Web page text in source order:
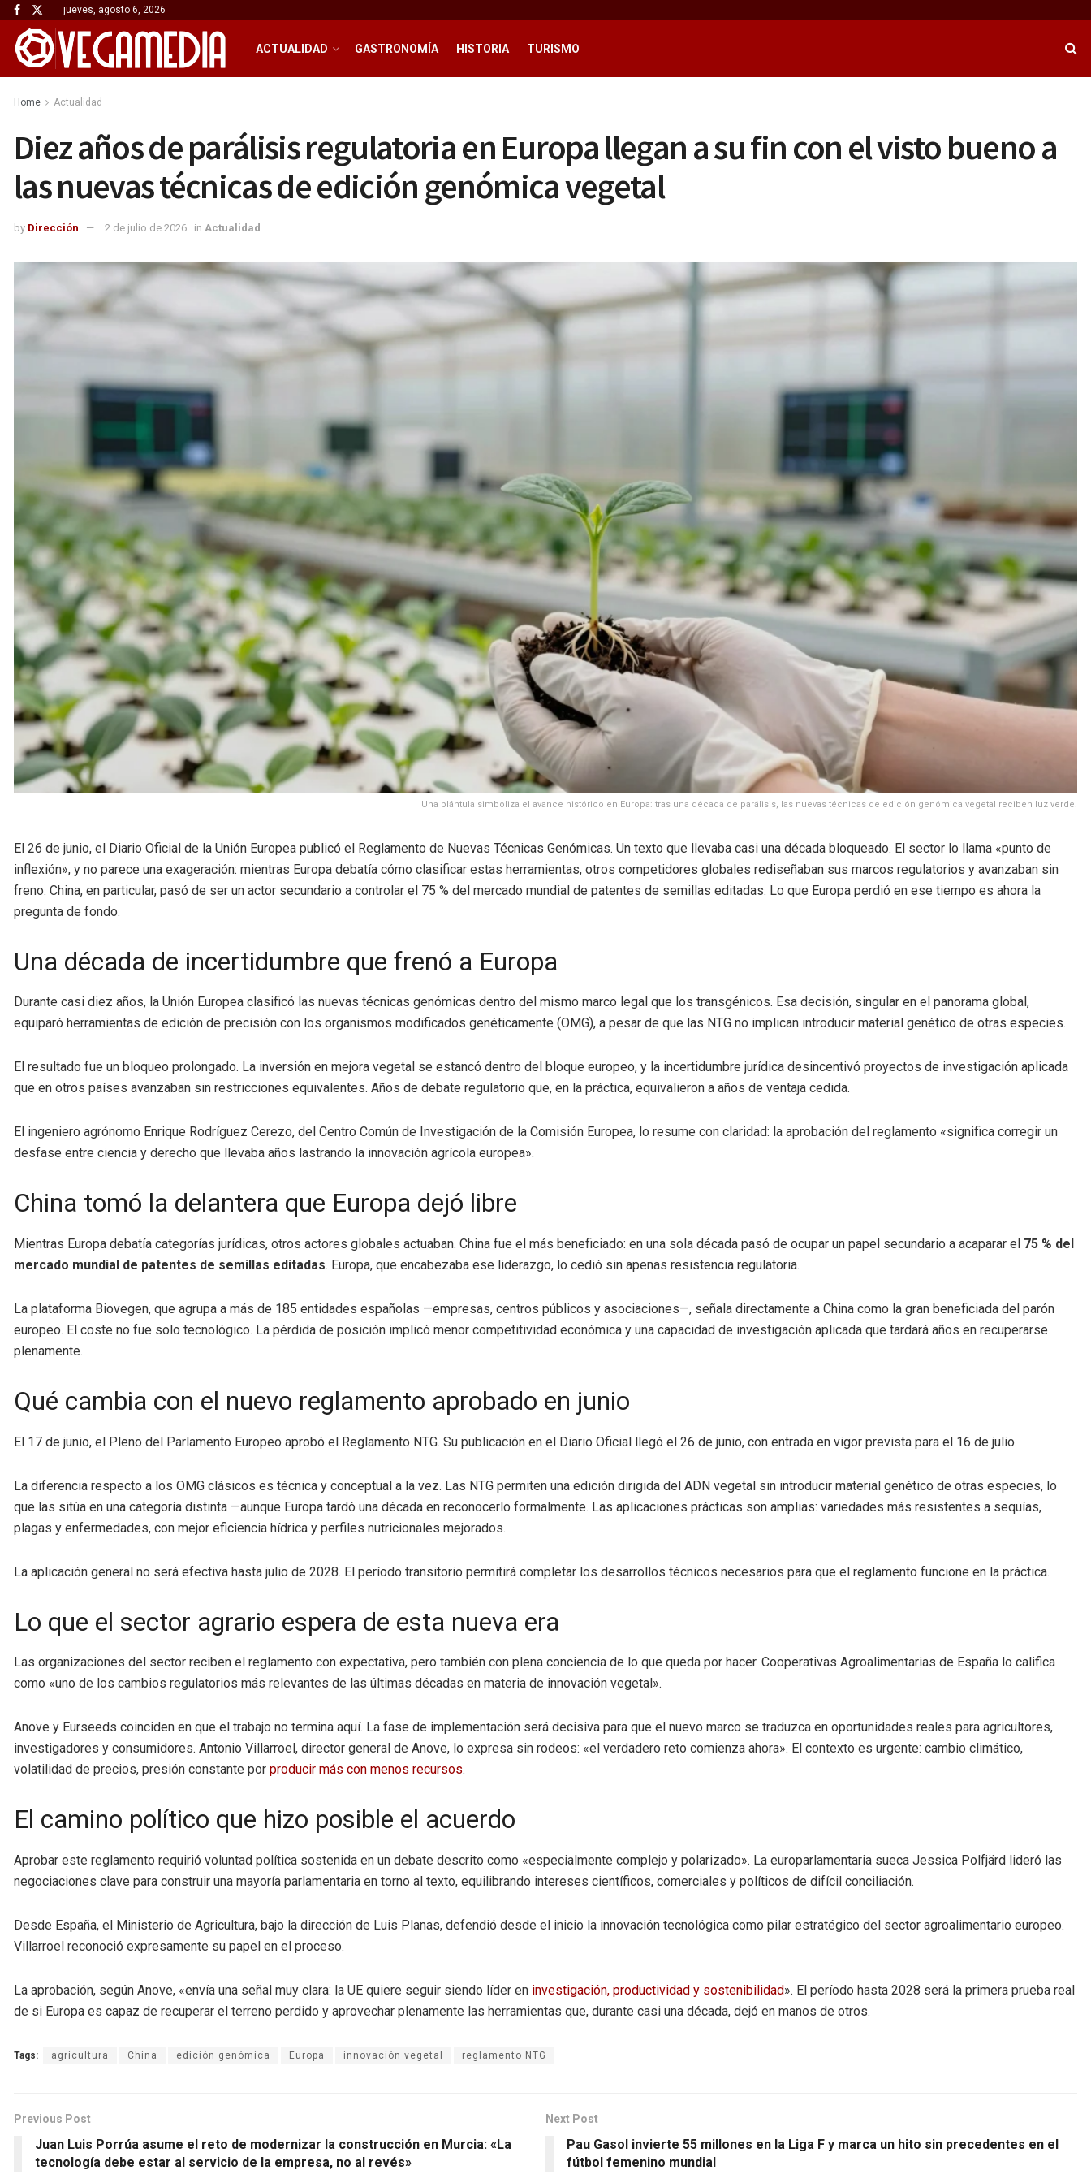
jueves, agosto 6, 2026
ACTUALIDAD GASTRONOMÍA HISTORIA TURISMO
Home Actualidad
Diez años de parálisis regulatoria en Europa llegan a su fin con el visto bueno a
las nuevas técnicas de edición genómica vegetal
by Dirección 2 de julio de 2026 in Actualidad
Una plántula simboliza el avance histórico en Europa: tras una década de parálisis, las nuevas técnicas de edición genómica vegetal reciben luz verde.
El 26 de junio, el Diario Oficial de la Unión Europea publicó el Reglamento de Nuevas Técnicas Genómicas. Un texto que llevaba casi una década bloqueado. El sector lo llama «punto de
inflexión», y no parece una exageración: mientras Europa debatía cómo clasificar estas herramientas, otros competidores globales rediseñaban sus marcos regulatorios y avanzaban sin
freno. China, en particular, pasó de ser un actor secundario a controlar el 75 % del mercado mundial de patentes de semillas editadas. Lo que Europa perdió en ese tiempo es ahora la
pregunta de fondo.
Una década de incertidumbre que frenó a Europa
Durante casi diez años, la Unión Europea clasificó las nuevas técnicas genómicas dentro del mismo marco legal que los transgénicos. Esa decisión, singular en el panorama global,
equiparó herramientas de edición de precisión con los organismos modificados genéticamente (OMG), a pesar de que las NTG no implican introducir material genético de otras especies.
El resultado fue un bloqueo prolongado. La inversión en mejora vegetal se estancó dentro del bloque europeo, y la incertidumbre jurídica desincentivó proyectos de investigación aplicada
que en otros países avanzaban sin restricciones equivalentes. Años de debate regulatorio que, en la práctica, equivalieron a años de ventaja cedida.
El ingeniero agrónomo Enrique Rodríguez Cerezo, del Centro Común de Investigación de la Comisión Europea, lo resume con claridad: la aprobación del reglamento «significa corregir un
desfase entre ciencia y derecho que llevaba años lastrando la innovación agrícola europea».
China tomó la delantera que Europa dejó libre
Mientras Europa debatía categorías jurídicas, otros actores globales actuaban. China fue el más beneficiado: en una sola década pasó de ocupar un papel secundario a acaparar el 75 % del
mercado mundial de patentes de semillas editadas. Europa, que encabezaba ese liderazgo, lo cedió sin apenas resistencia regulatoria.
La plataforma Biovegen, que agrupa a más de 185 entidades españolas —empresas, centros públicos y asociaciones—, señala directamente a China como la gran beneficiada del parón
europeo. El coste no fue solo tecnológico. La pérdida de posición implicó menor competitividad económica y una capacidad de investigación aplicada que tardará años en recuperarse
plenamente.
Qué cambia con el nuevo reglamento aprobado en junio
El 17 de junio, el Pleno del Parlamento Europeo aprobó el Reglamento NTG. Su publicación en el Diario Oficial llegó el 26 de junio, con entrada en vigor prevista para el 16 de julio.
La diferencia respecto a los OMG clásicos es técnica y conceptual a la vez. Las NTG permiten una edición dirigida del ADN vegetal sin introducir material genético de otras especies, lo
que las sitúa en una categoría distinta —aunque Europa tardó una década en reconocerlo formalmente. Las aplicaciones prácticas son amplias: variedades más resistentes a sequías,
plagas y enfermedades, con mejor eficiencia hídrica y perfiles nutricionales mejorados.
La aplicación general no será efectiva hasta julio de 2028. El período transitorio permitirá completar los desarrollos técnicos necesarios para que el reglamento funcione en la práctica.
Lo que el sector agrario espera de esta nueva era
Las organizaciones del sector reciben el reglamento con expectativa, pero también con plena conciencia de lo que queda por hacer. Cooperativas Agroalimentarias de España lo califica
como «uno de los cambios regulatorios más relevantes de las últimas décadas en materia de innovación vegetal».
Anove y Eurseeds coinciden en que el trabajo no termina aquí. La fase de implementación será decisiva para que el nuevo marco se traduzca en oportunidades reales para agricultores,
investigadores y consumidores. Antonio Villarroel, director general de Anove, lo expresa sin rodeos: «el verdadero reto comienza ahora». El contexto es urgente: cambio climático,
volatilidad de precios, presión constante por producir más con menos recursos.
El camino político que hizo posible el acuerdo
Aprobar este reglamento requirió voluntad política sostenida en un debate descrito como «especialmente complejo y polarizado». La europarlamentaria sueca Jessica Polfjärd lideró las
negociaciones clave para construir una mayoría parlamentaria en torno al texto, equilibrando intereses científicos, comerciales y políticos de difícil conciliación.
Desde España, el Ministerio de Agricultura, bajo la dirección de Luis Planas, defendió desde el inicio la innovación tecnológica como pilar estratégico del sector agroalimentario europeo.
Villarroel reconoció expresamente su papel en el proceso.
La aprobación, según Anove, «envía una señal muy clara: la UE quiere seguir siendo líder en investigación, productividad y sostenibilidad». El período hasta 2028 será la primera prueba real
de si Europa es capaz de recuperar el terreno perdido y aprovechar plenamente las herramientas que, durante casi una década, dejó en manos de otros.
Tags: agricultura China edición genómica Europa innovación vegetal reglamento NTG
Previous Post
Juan Luis Porrúa asume el reto de modernizar la construcción en Murcia: «La
tecnología debe estar al servicio de la empresa, no al revés»
Next Post
Pau Gasol invierte 55 millones en la Liga F y marca un hito sin precedentes en el
fútbol femenino mundial